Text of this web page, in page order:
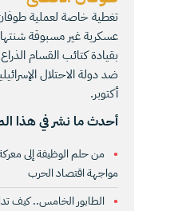
تغطية خاصة لعملية
عسكرية غير مسبوقة شنتها
بقيادة كتائب القسام
أكتوبر.
أحدث ما نشر في هذا
من حلم الوظيفة إلى
مواجهة اقتصاد الحرب
الطابور الخامس.. كيف